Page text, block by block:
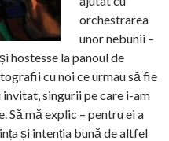
orchestrarea
unor nebunii –
hostesse la panoul de
cu noi ce urmau să fie
singurii pe care i-am
mă explic – pentru ei a
și intenția bună de altfel